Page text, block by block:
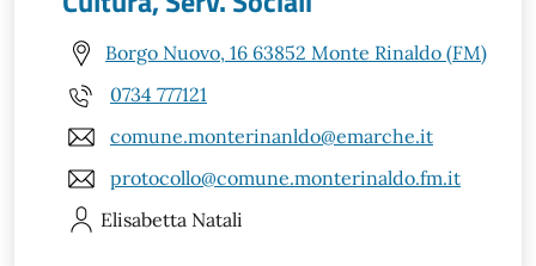
Borgo Nuovo, 16 63852 Monte Rinaldo (FM)
0734 777121
comune.monterinanldo@emarche.it
protocollo@comune.monterinaldo.fm.it
Elisabetta Natali